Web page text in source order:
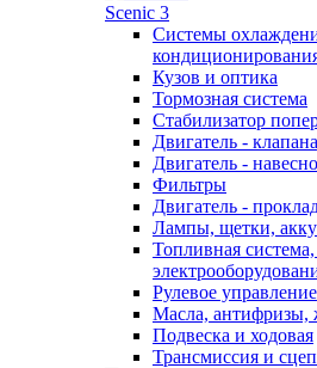
Scenic 3
Системы
Кузов и оптика
Тормозная система
Стабилизатор
Двигатель -
Двигатель -
Фильтры
Двигатель -
Лампы, щетки,
Топливная
Рулевое управление
Масла, антифризы,
Подвеска и ходовая
Трансмиссия и